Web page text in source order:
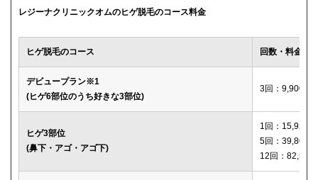
レジーナクリニックオムのヒゲ脱毛のコース料金
ヒゲ脱毛のコース 回数・料金
デビュープラン※1
(ヒゲ6部位のうち好きな3部位)
3回：9,900円
ヒゲ3部位
(鼻下・アゴ・アゴ下)
1回：15,920円
5回：39,800円
12回：82,560